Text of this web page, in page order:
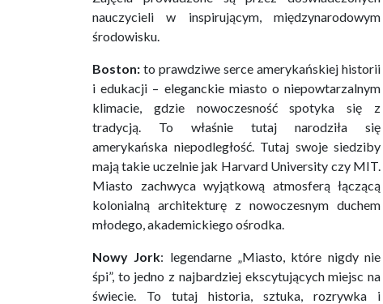
nauczycieli w inspirującym, międzynarodowym
środowisku.
Boston: to prawdziwe serce amerykańskiej historii
i edukacji – eleganckie miasto o niepowtarzalnym
klimacie, gdzie nowoczesność spotyka się z
tradycją. To właśnie tutaj narodziła się
amerykańska niepodległość. Tutaj swoje siedziby
mają takie uczelnie jak Harvard University czy MIT.
Miasto zachwyca wyjątkową atmosferą łączącą
kolonialną architekturę z nowoczesnym duchem
młodego, akademickiego ośrodka.
Nowy Jork: legendarne „Miasto, które nigdy nie
śpi”, to jedno z najbardziej ekscytujących miejsc na
świecie. To tutaj historia, sztuka, rozrywka i